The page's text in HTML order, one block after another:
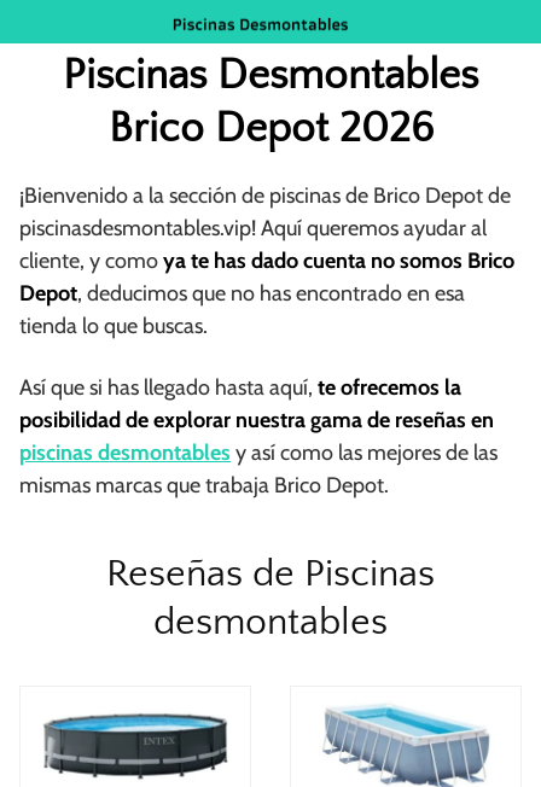
al
contenidoPiscinas Desmontables
Brico Depot 2026
¡Bienvenido a la sección de piscinas de Brico Depot de
piscinasdesmontables.vip! Aquí queremos ayudar al
cliente, y comoya te has dado cuenta no somos Brico
Depot, deducimos que no has encontrado en esa
tienda lo que buscas.
Así que si has llegado hasta aquí, te ofrecemos la
posibilidad de explorar nuestra gama de reseñas en
piscinas desmontables y así como las mejores de las
mismas marcas que trabaja Brico Depot.
Reseñas de Piscinas
desmontables